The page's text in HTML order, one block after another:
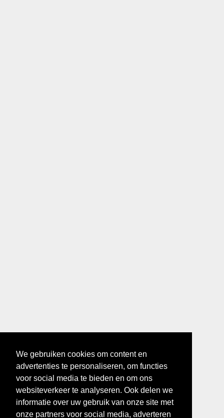
We gebruiken cookies om content en
advertenties te personaliseren, om functies
voor social media te bieden en om ons
websiteverkeer te analyseren. Ook delen we
informatie over uw gebruik van onze site met
onze partners voor social media, adverteren